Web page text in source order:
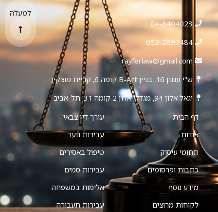
04-8404023
052-2692484
rayferlaw@gmail.com
ש"י עגנון 16, בניין B-Art קומה 6, קריית מוצקין
יגאל אלון 94, מגדלי אלון 2 קומה 31, תל-אביב
דף הבית
אודות
תחומי עיסוק
כתבות ופרסומים
מידע נוסף
לקוחות מרוצים
עורך דין צבאי
עבירות נוער
טיפול באסירים
עבירות סמים
אלימות במשפחה
עבירות תעבורה
למעלה